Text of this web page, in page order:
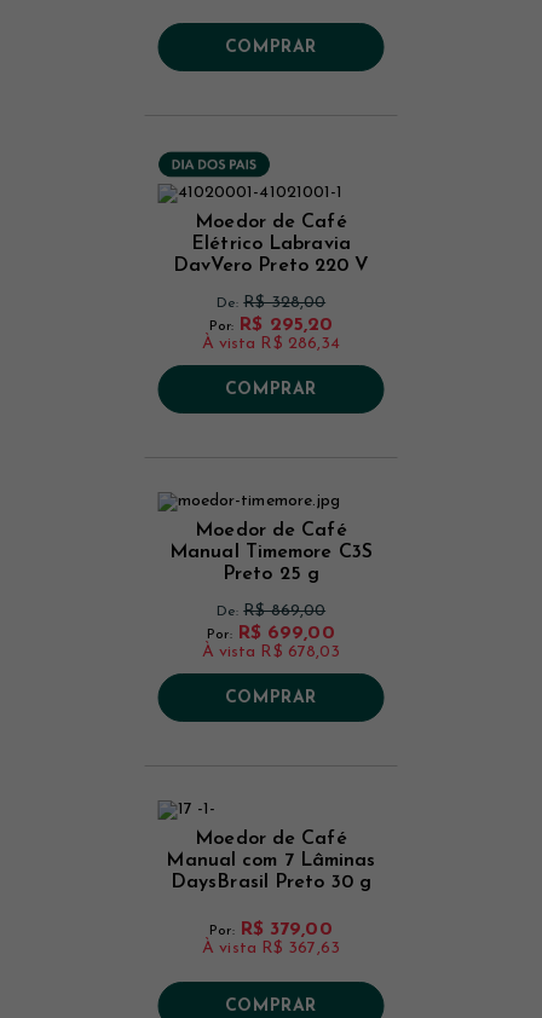
COMPRAR
Moedor de Café
Elétrico Labravia
DavVero Preto 220 V
De:R$ 328,00
Por: R$ 295,20
À vista R$ 286,34
COMPRAR
Moedor de Café
Manual Timemore C3S
Preto 25 g
De:R$ 869,00
Por: R$ 699,00
À vista R$ 678,03
COMPRAR
Moedor de Café
Manual com 7 Lâminas
DaysBrasil Preto 30 g
Por: R$ 379,00
À vista R$ 367,63
COMPRAR